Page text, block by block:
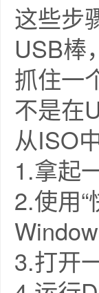
这些步
USB棒
抓住一
不是在
从ISO
1.拿起
2.使用
3.打开